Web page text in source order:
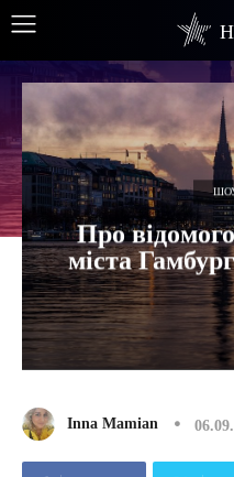
Про
міста
Inna Mamian